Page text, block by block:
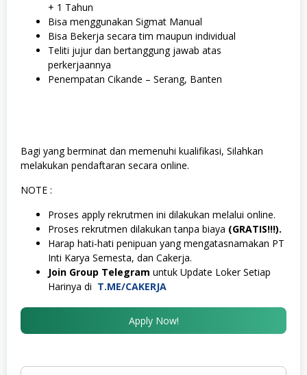
+ 1 Tahun
Bisa menggunakan Sigmat Manual
Bisa Bekerja secara tim maupun individual
Teliti jujur dan bertanggung jawab atas
perkerjaannya
Penempatan Cikande – Serang, Banten
Bagi yang berminat dan memenuhi kualifikasi, Silahkan
melakukan pendaftaran secara online.
NOTE :
Proses apply rekrutmen ini dilakukan melalui online.
Proses rekrutmen dilakukan tanpa biaya (GRATIS!!!).
Harap hati-hati penipuan yang mengatasnamakan PT
Inti Karya Semesta, dan Cakerja.
Join Group Telegram untuk Update Loker Setiap
Harinya di T.ME/CAKERJA
Apply Now!